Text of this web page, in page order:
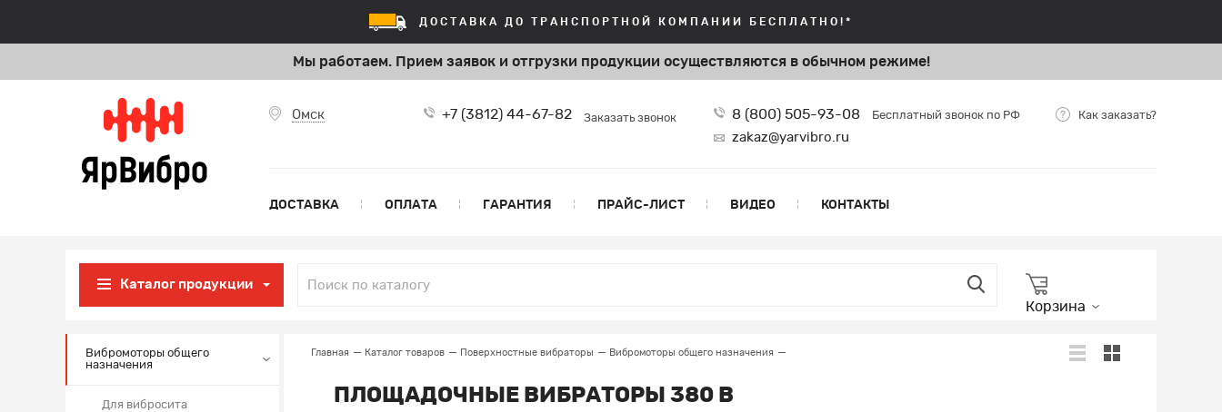
ДОСТАВКА ДО ТРАНСПОРТНОЙ КОМПАНИИ БЕСПЛАТНО!*
Мы работаем. Прием заявок и отгрузки продукции осуществляются в обычном режиме!
Омск +7 (3812) 44-67-82 Заказать звонок 8 (800) 505-93-08 Бесплатный звонок по РФ
zakaz@yarvibro.ru
Как заказать?
ДОСТАВКА ОПЛАТА ГАРАНТИЯ ПРАЙС-ЛИСТ ВИДЕО КОНТАКТЫ
Каталог продукции
Корзина
Вибромоторы общего
назначения
Для вибросита
Главная Каталог товаров Поверхностные вибраторы Вибромоторы общего назначения
ПЛОЩАДОЧНЫЕ ВИБРАТОРЫ 380 В